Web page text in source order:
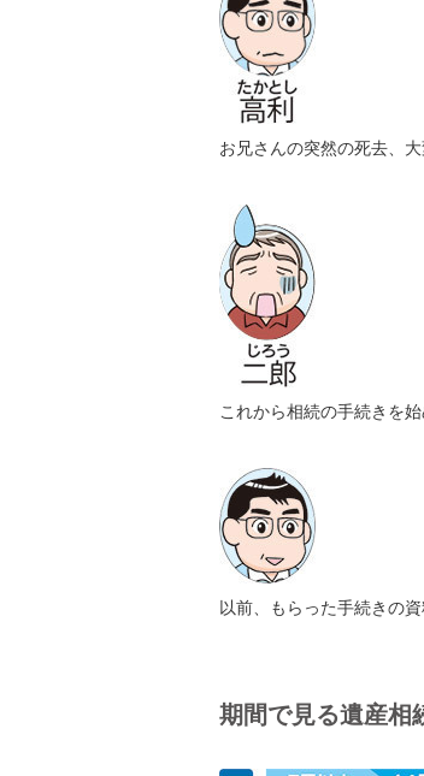
お兄さんの突然の死去、大
これから相続の手続きを
以前、もらった手続きの
期間で見る遺産相